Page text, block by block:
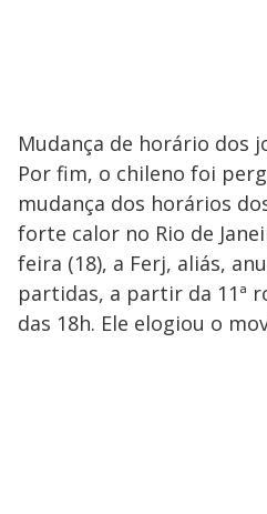
Mudança de horário dos
Por fim, o chileno foi
mudança dos horários
forte calor no Rio de
feira (18), a Ferj, aliás,
partidas, a partir da 11ª
das 18h. Ele elogiou o